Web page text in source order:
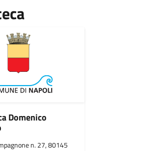
Domenico
n. 27, 80145